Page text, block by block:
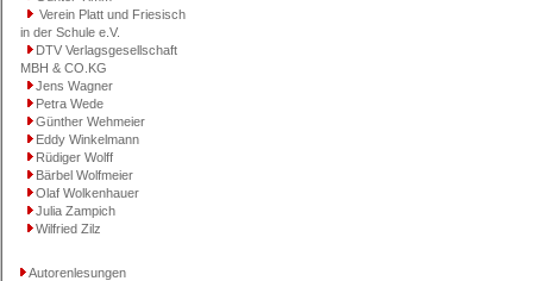
Verein Platt und Friesisch
in der Schule e.V.
DTV Verlagsgesellschaft
MBH & CO.KG
Jens Wagner
Petra Wede
Günther Wehmeier
Eddy Winkelmann
Rüdiger Wolff
Bärbel Wolfmeier
Olaf Wolkenhauer
Julia Zampich
Wilfried Zilz
Autorenlesungen